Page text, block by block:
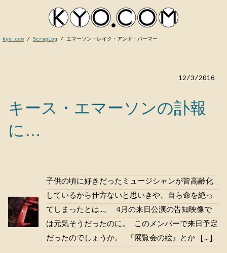
kyo.com / ScrapLog / エマーソン・レイク・アンド・パーマー
12/3/2016
キース・エマーソンの訃報
に…
子供の頃に好きだったミュージシャンが皆高齢化
しているから仕方ないと思いきや、自ら命を絶っ
てしまったとは…。 4月の来日公演の告知映像で
は元気そうだったのに。 このメンバーで来日予定
だったのでしょうか。 『展覧会の絵』とか […]